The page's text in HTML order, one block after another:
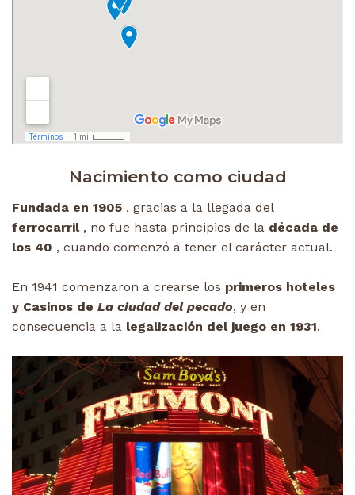
Nacimiento como ciudad
Fundada en 1905 , gracias a la llegada del
ferrocarril, no fue hasta principios de la década de
los 40 , cuando comenzó a tener el carácter actual.
En 1941 comenzaron a crearse los primeros hoteles
y Casinos de La ciudad del pecado, y en
consecuencia a la legalización del juego en 1931.